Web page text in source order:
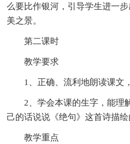
么要比作银河，引导学生进一
美之景。
第二课时
教学要求
1、正确、流利地朗读课文
2、学会本课的生字，能理
己的话说说《绝句》这首诗描绘
教学重点